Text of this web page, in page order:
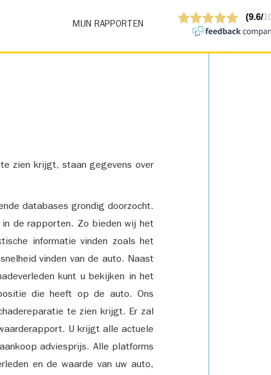
MIJN RAPPORTEN
zien krijgt, staan gegevens over
databases grondig doorzocht.
de rapporten. Zo bieden wij het
informatie vinden zoals het
vinden van de auto. Naast
kunt u bekijken in het
die heeft op de auto. Ons
te zien krijgt. Er zal
U krijgt alle actuele
adviesprijs. Alle platforms
en de waarde van uw auto,